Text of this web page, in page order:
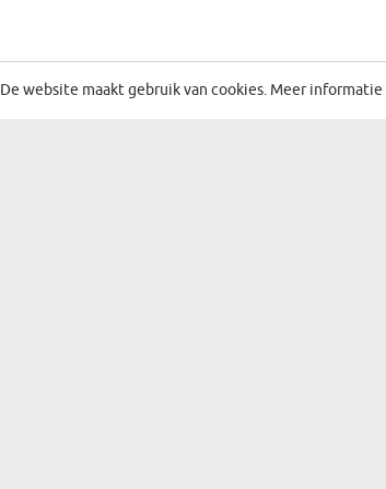
De website maakt gebruik van cookies. Meer informatie